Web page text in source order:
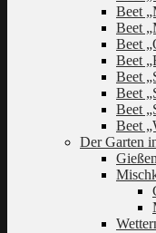
Beet
Beet
Beet
Beet
Beet
Beet
Beet
Beet
Der Garten